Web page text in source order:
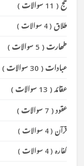
حج ( 11 سوالات )
طلاق ( 4 سوالات )
طھارت ( 5 سوالات )
عبادات ( 30 سوالات )
عقائد( 13 سوالات )
عقود ( 7 سوالات )
قرآن ( 4 سوالات )
کفارہ ( 4 سوالات )